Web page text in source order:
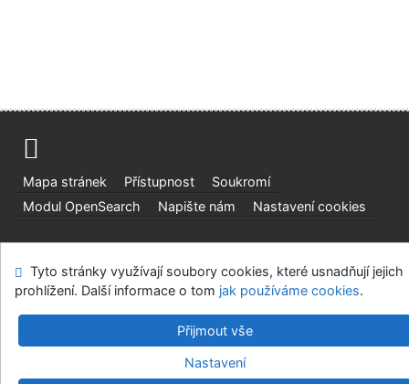
Mapa stránek Přístupnost
Soukromí
Modul OpenSearch
Napište nám Nastavení cookies
©1993-2026 IPACv.4.8.63a- Cosmotron Bohemia, s.r.o.
Tyto stránky využívají soubory cookies, které usnadňují jejich
prohlížení. Další informace o tom jak používáme cookies.
Přijmout vše
Nastavení